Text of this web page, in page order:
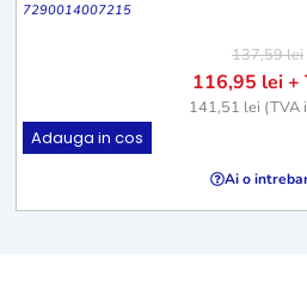
7290014007215
137,59lei
116,95 lei+
141,51 lei (TVA
Adauga in cos
Ai o